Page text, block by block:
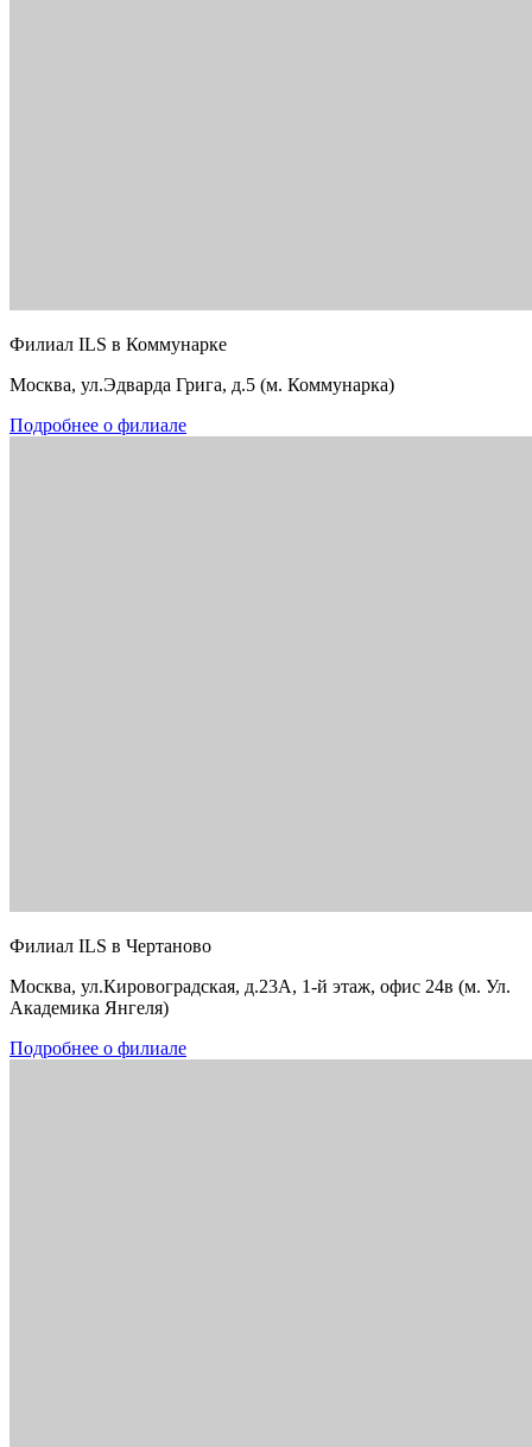
Филиал ILS в Коммунарке
Москва, ул.Эдварда Грига, д.5 (м. Коммунарка)
Подробнее о филиале
Филиал ILS в Чертаново
Москва, ул.Кировоградская, д.23А, 1-й этаж, офис 24в (м. Ул.
Академика Янгеля)
Подробнее о филиале